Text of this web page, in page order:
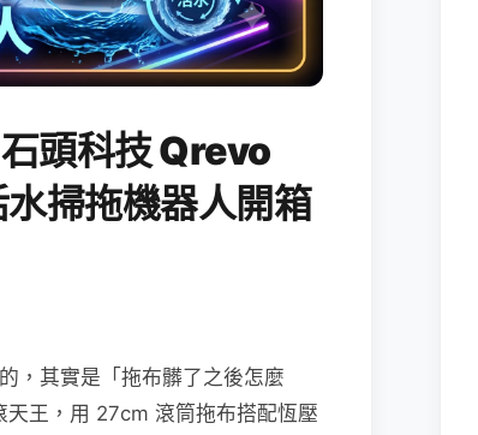
頭科技 Qrevo
掃拖機器人開箱
，其實是「拖布髒了之後怎麼
王，用 27cm 滾筒拖布搭配恆壓